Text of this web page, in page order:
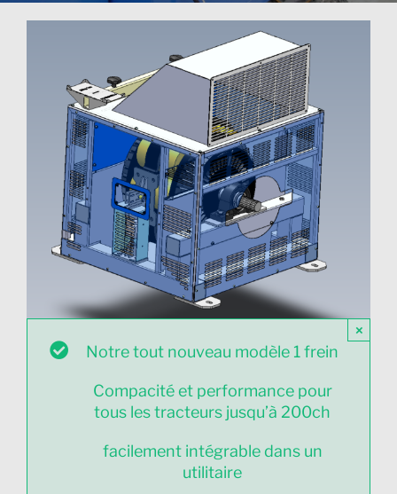
Notre tout nouveau modèle 1 frein
Compacité et performance pour
tous les tracteurs jusqu’à 200ch
facilement intégrable dans un
utilitaire
×